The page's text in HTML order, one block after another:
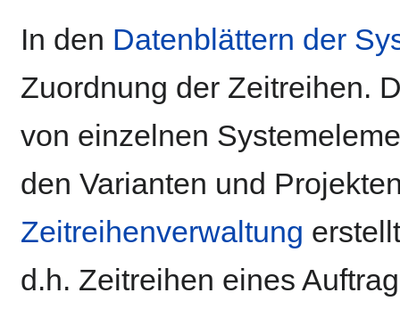
In den Datenblättern der
Zuordnung der Zeitreihen.
von einzelnen
den Varianten und
Zeitreihenverwaltung
d.h. Zeitreihen eines